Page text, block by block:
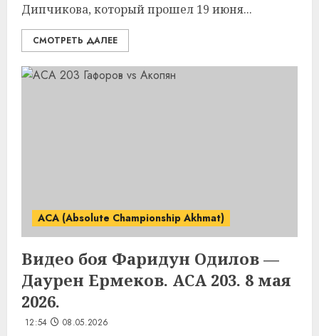
Дипчикова, который прошел 19 июня...
СМОТРЕТЬ ДАЛЕЕ
ACA (Absolute Championship Akhmat)
Видео боя Фаридун Одилов —
Даурен Ермеков. ACA 203. 8 мая
2026.
12:54 08.05.2026